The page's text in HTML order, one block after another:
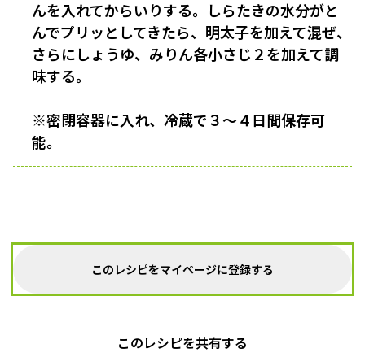
んを入れてからいりする。しらたきの水分がと
んでプリッとしてきたら、明太子を加えて混ぜ、
さらにしょうゆ、みりん各小さじ２を加えて調
味する。
※密閉容器に入れ、冷蔵で３〜４日間保存可
能。
このレシピをマイページに登録する
このレシピを共有する